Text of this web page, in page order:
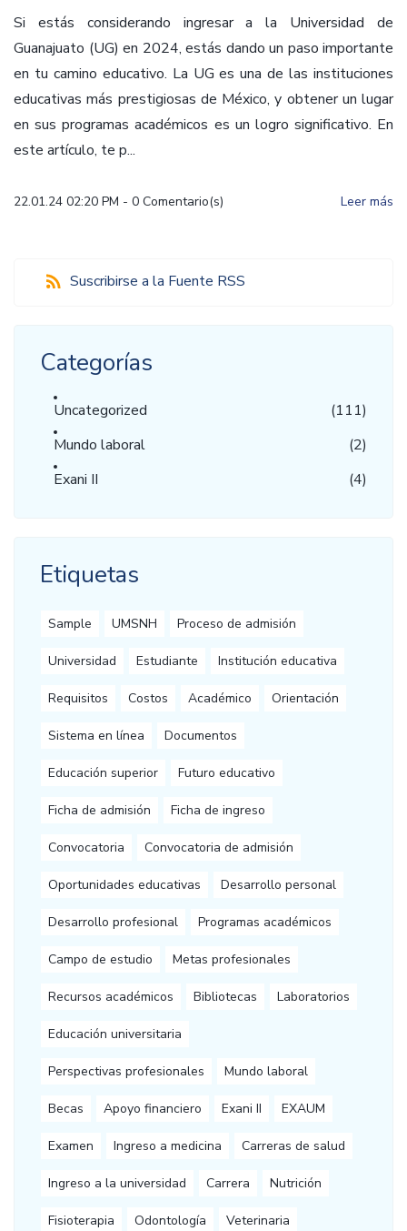
Si estás considerando ingresar a la Universidad de
Guanajuato (UG) en 2024, estás dando un paso importante
en tu camino educativo. La UG es una de las instituciones
educativas más prestigiosas de México, y obtener un lugar
en sus programas académicos es un logro significativo. En
este artículo, te p...
22.01.24 02:20 PM - 0 Comentario(s) Leer más
Suscribirse a la Fuente RSS
Categorías
Uncategorized
(111)
Mundo laboral
(2)
Exani II
(4)
Etiquetas
Sample UMSNH Proceso de admisión
Universidad Estudiante Institución educativa
Requisitos Costos Académico Orientación
Sistema en línea Documentos
Educación superior Futuro educativo
Ficha de admisión Ficha de ingreso
Convocatoria Convocatoria de admisión
Oportunidades educativas Desarrollo personal
Desarrollo profesional Programas académicos
Campo de estudio Metas profesionales
Recursos académicos Bibliotecas Laboratorios
Educación universitaria
Perspectivas profesionales Mundo laboral
Becas Apoyo financiero Exani II EXAUM
Examen Ingreso a medicina Carreras de salud
Ingreso a la universidad Carrera Nutrición
Fisioterapia Odontología Veterinaria